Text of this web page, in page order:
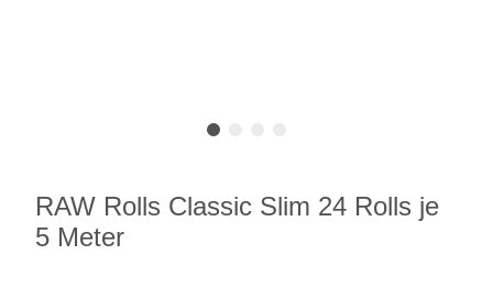
RAW Rolls Classic Slim 24 Rolls je
5 Meter